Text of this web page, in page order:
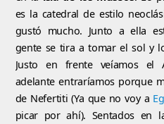
es la catedral de estilo
gustó mucho. Junto a ella
gente se tira a tomar el sol y
Justo en frente veíamos el
adelante entraríamos porque
de Nefertiti (Ya que no voy a
picar por ahí). Sentados en